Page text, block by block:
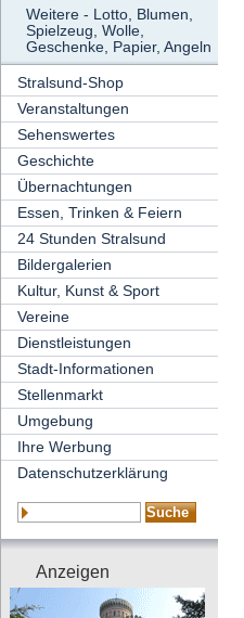
Weitere - Lotto, Blumen,
Spielzeug, Wolle,
Geschenke, Papier, Angeln
Stralsund-Shop
Veranstaltungen
Sehenswertes
Geschichte
Übernachtungen
Essen, Trinken & Feiern
24 Stunden Stralsund
Bildergalerien
Kultur, Kunst & Sport
Vereine
Dienstleistungen
Stadt-Informationen
Stellenmarkt
Umgebung
Ihre Werbung
Datenschutzerklärung
Anzeigen